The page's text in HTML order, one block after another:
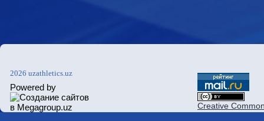
2026 uzathletics.uz
Powered by
Creative